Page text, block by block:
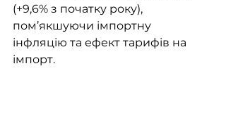
(+9,6% з початку року),
пом’якшуючи імпортну
інфляцію та ефект тарифів на
імпорт.